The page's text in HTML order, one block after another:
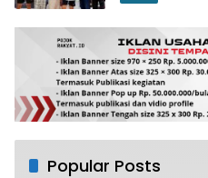
Popular Posts